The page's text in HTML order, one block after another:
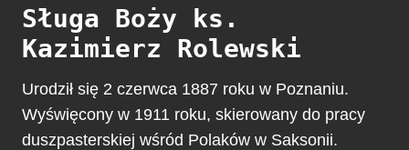
Sługa Boży ks.
Kazimierz Rolewski
Urodził się 2 czerwca 1887 roku w Poznaniu.
Wyświęcony w 1911 roku, skierowany do pracy
duszpasterskiej wśród Polaków w Saksonii.